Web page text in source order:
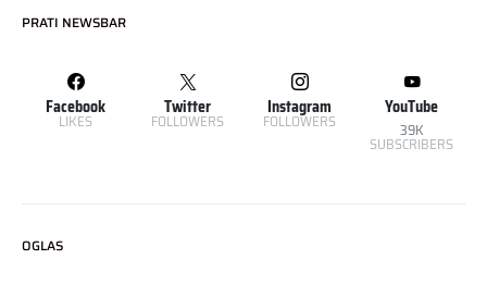
PRATI NEWSBAR
Facebook
LIKES
Twitter
FOLLOWERS
Instagram
FOLLOWERS
YouTube
39K
SUBSCRIBERS
OGLAS